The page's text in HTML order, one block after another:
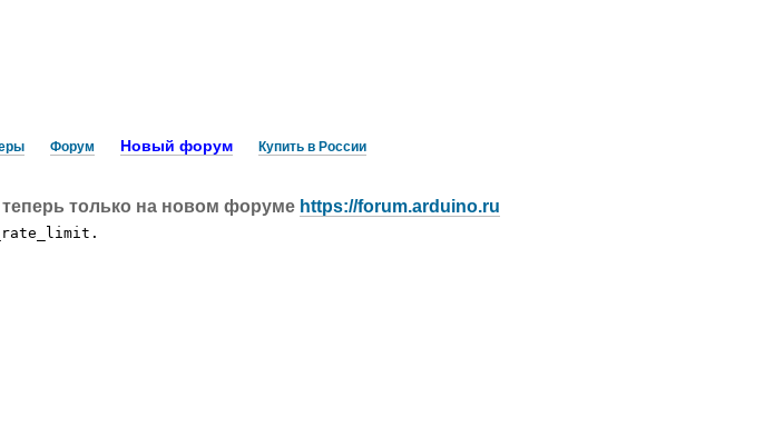
Форум Новый форум Купить в России
только на новом форуме https://forum.arduino.ru